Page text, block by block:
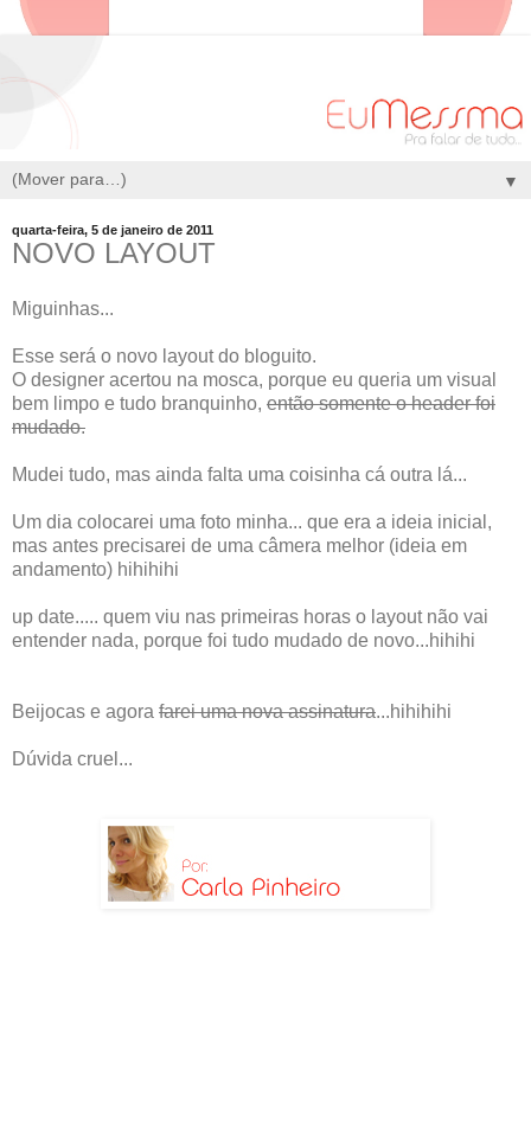
▼
quarta-feira, 5 de janeiro de 2011
NOVO LAYOUT
Miguinhas...
Esse será o novo layout do bloguito.
O designer acertou na mosca, porque eu queria um visual
bem limpo e tudo branquinho, então somente o header foi
mudado.
Mudei tudo, mas ainda falta uma coisinha cá outra lá...
Um dia colocarei uma foto minha... que era a ideia inicial,
mas antes precisarei de uma câmera melhor (ideia em
andamento) hihihihi
up date..... quem viu nas primeiras horas o layout não vai
entender nada, porque foi tudo mudado de novo...hihihi
Beijocas e agora farei uma nova assinatura...hihihihi
Dúvida cruel...